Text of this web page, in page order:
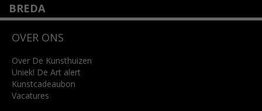
BREDA
4818 SB Breda
info@kunsthuisbreda.nl
Lees meer
OVER ONS
Over De Kunsthuizen
Uniek! De Art alert
Kunstcadeaubon
Vacatures